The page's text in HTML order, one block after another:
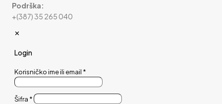
Podrška:
+(387) 35 265 040
✕
Login
Korisničko ime ili email *
Šifra *